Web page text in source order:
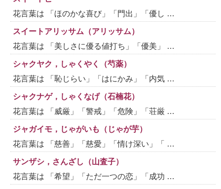
花言葉は 「ほのかな喜び」「門出」「優し …
スイートアリッサム（アリッサム）
花言葉は 「美しさに優る値打ち」「優美」 …
シャクヤク，しゃくやく（芍薬）
花言葉は 「恥じらい」「はにかみ」「内気 …
シャクナゲ，しゃくなげ（石楠花）
花言葉は 「威厳」「警戒」「危険」「荘厳 …
ジャガイモ，じゃがいも（じゃが芋）
花言葉は 「慈善」「慈愛」「情け深い」「 …
サンザシ，さんざし（山査子）
花言葉は 「希望」「ただ一つの恋」「成功 …